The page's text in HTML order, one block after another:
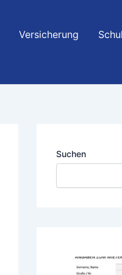
Versicherung
Suchen